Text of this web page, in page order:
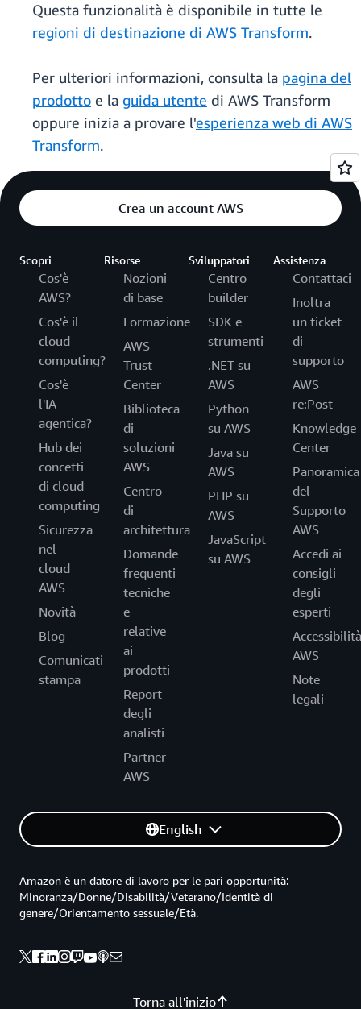
Questa funzionalità è disponibile in tutte le
regioni di destinazione di AWS Transform.
Per ulteriori informazioni, consulta la pagina del
prodotto e la guida utente di AWS Transform
oppure inizia a provare l'esperienza web di AWS
Transform.
Crea un account AWS
Scopri
Cos'è
AWS?
Cos'è il
cloud
computing?
Cos'è
l'IA
agentica?
Hub dei
concetti
di cloud
computing
Sicurezza
nel
cloud
AWS
Novità
Blog
Comunicati
stampa
Risorse
Nozioni
di base
Formazione
AWS
Trust
Center
Biblioteca
di
soluzioni
AWS
Centro
di
architettura
Domande
frequenti
tecniche
e
relative
ai
prodotti
Report
degli
analisti
Partner
AWS
Sviluppatori
Centro
builder
SDK e
strumenti
.NET su
AWS
Python
su AWS
Java su
AWS
PHP su
AWS
JavaScript
su AWS
Assistenza
Contattaci
Inoltra
un ticket
di
supporto
AWS
re:Post
Knowledge
Center
Panoramica
del
Supporto
AWS
Accedi ai
consigli
degli
esperti
Accessibilità
AWS
Note
legali
English
Torna all'inizio
Amazon è un datore di lavoro per le pari opportunità:
Minoranza/Donne/Disabilità/Veterano/Identità di
genere/Orientamento sessuale/Età.